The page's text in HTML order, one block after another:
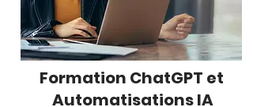
Formation ChatGPT et
Automatisations IA